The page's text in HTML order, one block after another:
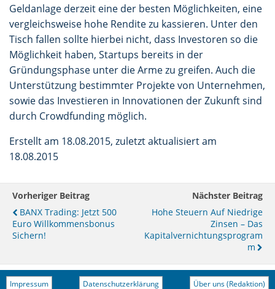
Geldanlage derzeit eine der besten Möglichkeiten, eine
vergleichsweise hohe Rendite zu kassieren. Unter den
Tisch fallen sollte hierbei nicht, dass Investoren so die
Möglichkeit haben, Startups bereits in der
Gründungsphase unter die Arme zu greifen. Auch die
Unterstützung bestimmter Projekte von Unternehmen,
sowie das Investieren in Innovationen der Zukunft sind
durch Crowdfunding möglich.
Erstellt am 18.08.2015, zuletzt aktualisiert am
18.08.2015
Vorheriger Beitrag
BANX Trading: Jetzt 500
Euro Willkommensbonus
Sichern!
Nächster Beitrag
Hohe Steuern Auf Niedrige
Zinsen – Das
Kapitalvernichtungsprogram
M
Impressum Datenschutzerklärung Über uns (Redaktion)